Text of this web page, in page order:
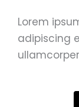
Lorem
adipiscing